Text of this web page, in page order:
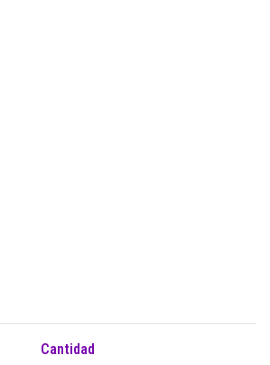
Cantidad